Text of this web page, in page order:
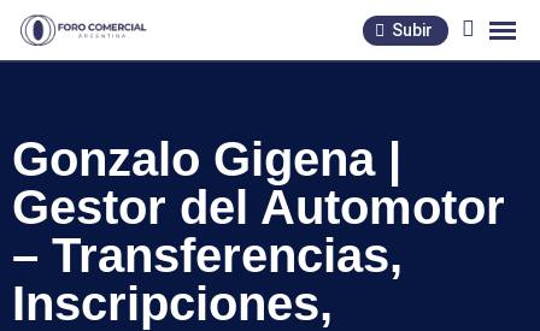
Skip
Subir
Gonzalo Gigena |
Gestor del Automotor
– Transferencias,
Inscripciones,